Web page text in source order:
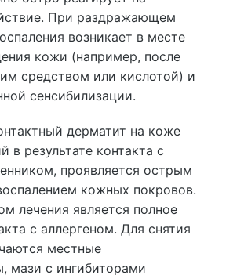
При раздражающем
возникает в месте
кожи (например, после
средством или кислотой) и
сенсибилизации.
дерматит на коже
в результате контакта с
проявляется острым
кожных покровов.
лечения является полное
с аллергеном. Для снятия
местные
мази с ингибиторами